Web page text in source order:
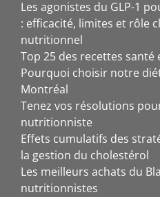
Les agonistes du GLP-1
: efficacité, limites et rôle
nutritionnel
Top 25 des recettes santé
Pourquoi choisir notre
Montréal
Tenez vos résolutions
nutritionniste
Effets cumulatifs des
la gestion du cholestérol
Les meilleurs achats du
nutritionnistes